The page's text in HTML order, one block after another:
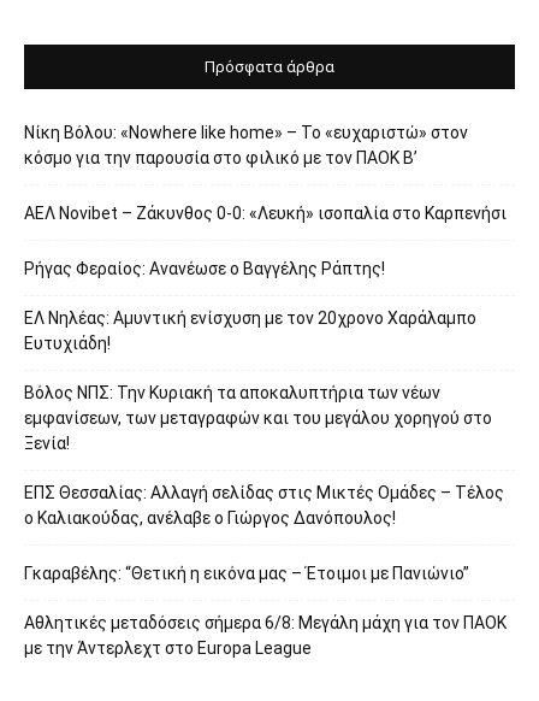
Πρόσφατα άρθρα
Νίκη Βόλου: «Nowhere like home» – Το «ευχαριστώ» στον
κόσμο για την παρουσία στο φιλικό με τον ΠΑΟΚ Β’
ΑΕΛ Novibet – Ζάκυνθος 0-0: «Λευκή» ισοπαλία στο Καρπενήσι
Ρήγας Φεραίος: Ανανέωσε ο Βαγγέλης Ράπτης!
ΕΛ Νηλέας: Αμυντική ενίσχυση με τον 20χρονο Χαράλαμπο
Ευτυχιάδη!
Βόλος ΝΠΣ: Την Κυριακή τα αποκαλυπτήρια των νέων
εμφανίσεων, των μεταγραφών και του μεγάλου χορηγού στο
Ξενία!
ΕΠΣ Θεσσαλίας: Αλλαγή σελίδας στις Μικτές Ομάδες – Τέλος
ο Καλιακούδας, ανέλαβε ο Γιώργος Δανόπουλος!
Γκαραβέλης: “Θετική η εικόνα μας – Έτοιμοι με Πανιώνιο”
Αθλητικές μεταδόσεις σήμερα 6/8: Μεγάλη μάχη για τον ΠΑΟΚ
με την Άντερλεχτ στο Europa League